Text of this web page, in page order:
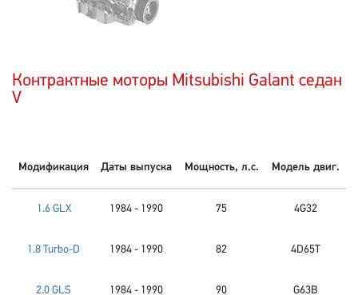
Контрактные моторы Mitsubishi Galant седан
V
Модификация Даты выпуска Мощность, л.с. Модель двиг.
1.6 GLX 1984 - 1990 75 4G32
1.8 Turbo-D 1984 - 1990 82 4D65T
2.0 GLS 1984 - 1990 90 G63B